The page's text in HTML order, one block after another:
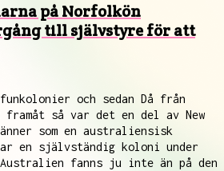
på Norfolkön
till självstyre för att
och sedan Då från
så var det en del av New
som en australiensisk
en självständig koloni under
fanns ju inte än på den